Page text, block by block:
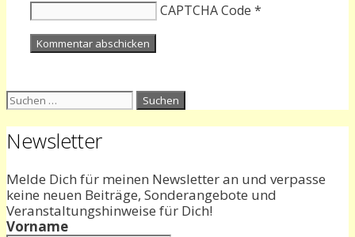
CAPTCHA Code *
Suchen
Newsletter
Melde Dich für meinen Newsletter an und verpasse
keine neuen Beiträge, Sonderangebote und
Veranstaltungshinweise für Dich!
Vorname